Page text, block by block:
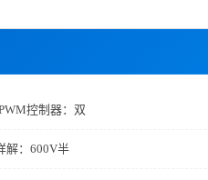
控制器：双
解：600V半